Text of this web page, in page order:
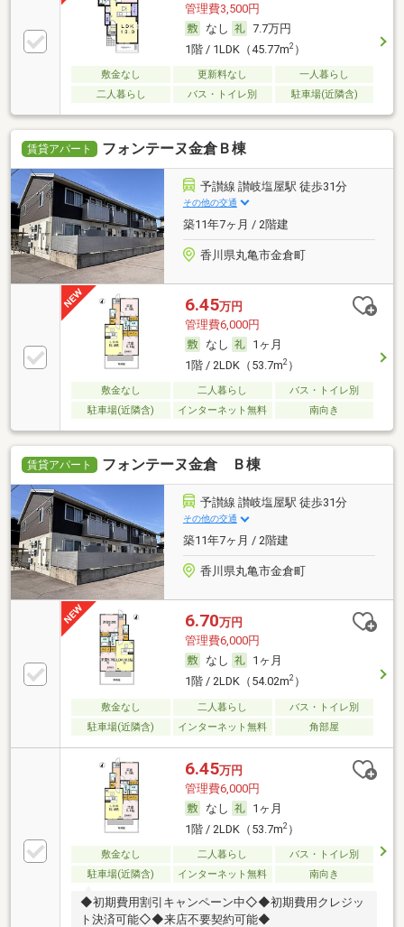
管理費3,500円
なし
7.7万円
1階 / 1LDK（45.77m2）
敷金なし 更新料なし
一人暮らし
二人暮らし
バス・トイレ別 駐車場(近隣含)
賃貸アパート フォンテーヌ金倉Ｂ棟
予讃線 讃岐塩屋駅 徒歩31分
その他の交通
築11年7ヶ月 / 2階建
香川県丸亀市金倉町
6.45万円
管理費6,000円
なし
1ヶ月
1階 / 2LDK（53.7m2）
敷金なし 二人暮らし
バス・トイレ別
駐車場(近隣含)
インターネット無料 南向き
賃貸アパート フォンテーヌ金倉 Ｂ棟
予讃線 讃岐塩屋駅 徒歩31分
その他の交通
築11年7ヶ月 / 2階建
香川県丸亀市金倉町
6.70万円
管理費6,000円
なし
1ヶ月
1階 / 2LDK（54.02m2）
敷金なし 二人暮らし
バス・トイレ別
駐車場(近隣含)
インターネット無料 角部屋
6.45万円
管理費6,000円
なし
1ヶ月
1階 / 2LDK（53.7m2）
敷金なし 二人暮らし
バス・トイレ別
駐車場(近隣含)
インターネット無料 南向き
◆初期費用割引キャンペーン中◇◆初期費用クレジッ
ト決済可能◇◆来店不要契約可能◆